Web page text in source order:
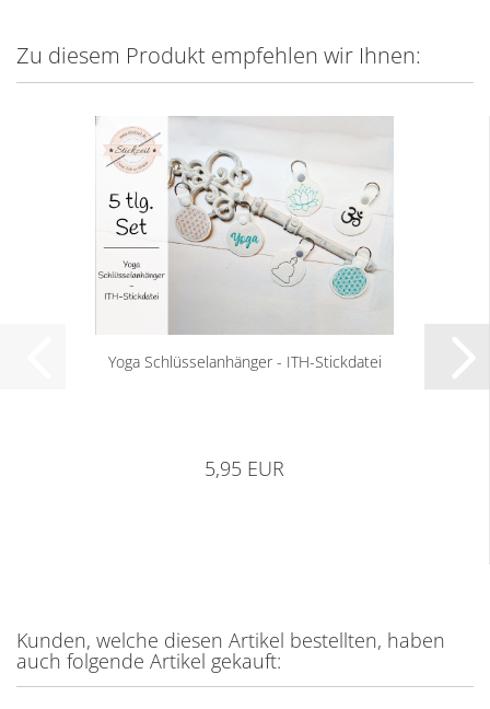
Zu diesem Produkt empfehlen wir Ihnen:
Yoga Schlüsselanhänger - ITH-Stickdatei
5,95 EUR
Kunden, welche diesen Artikel bestellten, haben
auch folgende Artikel gekauft: